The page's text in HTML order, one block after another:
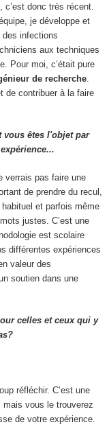
donc très récent.
je développe et
des infections
aux techniques
Pour moi, c’était pure
de recherche.
de contribuer à la faire
vous êtes l'objet par
verrais pas faire une
de prendre du recul,
et parfois même
justes. C’est une
est scolaire
différentes expériences
valeur des
soutien dans une
celles et ceux qui y
réfléchir. C’est une
mais vous le trouverez
de votre expérience.